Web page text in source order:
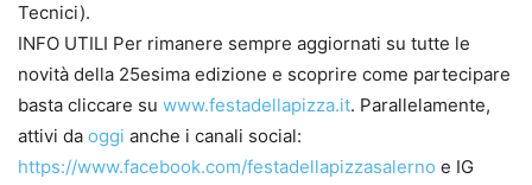
Tecnici).
INFO UTILI Per rimanere sempre aggiornati su tutte le
novità della 25esima edizione e scoprire come partecipare
basta cliccare su www.festadellapizza.it. Parallelamente,
attivi da oggi anche i canali social:
https://www.facebook.com/festadellapizzasalerno e IG